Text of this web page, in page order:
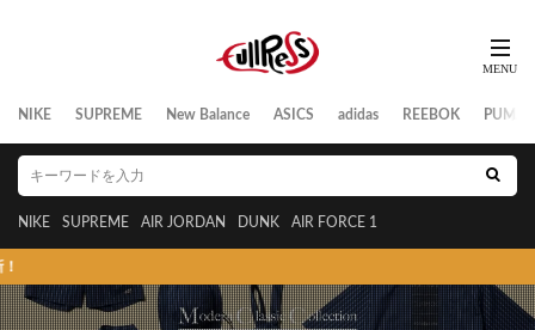
NIKE SUPREME New Balance ASICS adidas REEBOK PUMA
NIKE SUPREME AIR JORDAN DUNK AIR FORCE 1